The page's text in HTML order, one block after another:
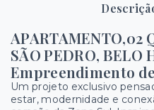
APARTAMENTO,02
SÃO PEDRO, BELO
Empreendimento
Um projeto exclusivo
estar, modernidade e